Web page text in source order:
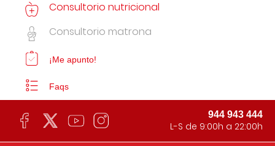
Consultorio nutricional
Consultorio matrona
¡Me apunto!
Faqs
944 943 444
L-S de 9:00h a 22:00h